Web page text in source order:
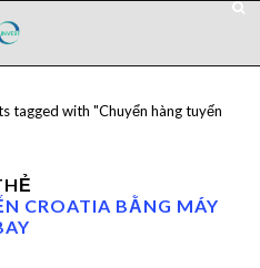
tagged with "Chuyển hàng tuyến
CROATIA BẰNG MÁY